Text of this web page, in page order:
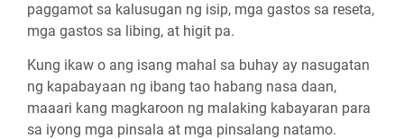
paggamot sa kalusugan ng isip, mga gastos sa reseta,
mga gastos sa libing, at higit pa.
Kung ikaw o ang isang mahal sa buhay ay nasugatan
ng kapabayaan ng ibang tao habang nasa daan,
maaari kang magkaroon ng malaking kabayaran para
sa iyong mga pinsala at mga pinsalang natamo.